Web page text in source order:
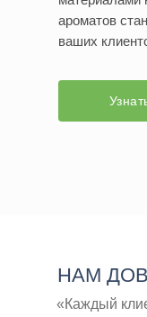
ароматов
ваших
НАМ
«Каждый